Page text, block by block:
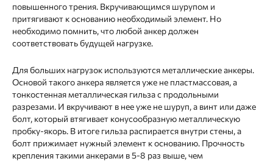
повышенного трения. Вкручивающимся шурупом и
притягивают к основанию необходимый элемент. Но
необходимо помнить, что любой анкер должен
соответствовать будущей нагрузке.
Для больших нагрузок используются металлические анкеры.
Основой такого анкера является уже не пластмассовая, а
тонкостенная металлическая гильза с продольными
разрезами. И вкручивают в нее уже не шуруп, а винт или даже
болт, который втягивает конусообразную металлическую
пробку-якорь. В итоге гильза распирается внутри стены, а
болт прижимает нужный элемент к основанию. Прочность
крепления такими анкерами в 5-8 раз выше, чем